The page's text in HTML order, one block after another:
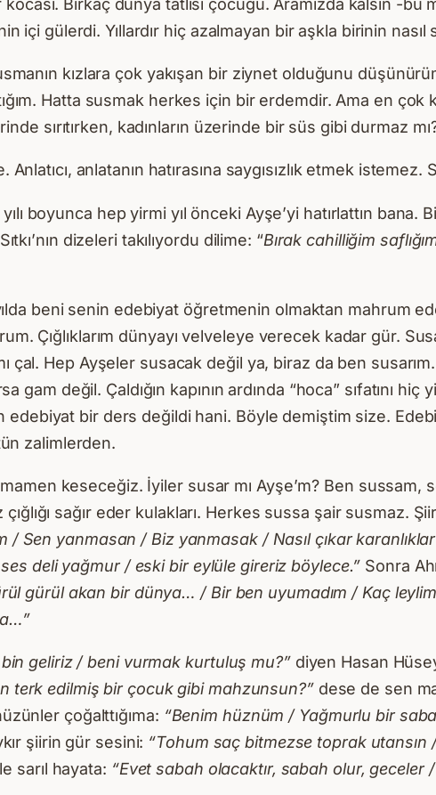
içi gülerdi. Yıllardır hiç azalmayan bir aşkla birinin
kızlara çok yakışan bir ziynet olduğunu
Hatta susmak herkes için bir erdemdir. Ama en çok
sırıtırken, kadınların üzerinde bir süs gibi durmaz
anlatanın hatırasına saygısızlık etmek istemez.
boyunca hep yirmi yıl önceki Ayşe’yi hatırlattın
dizeleri takılıyordu dilime: “Bırak cahilliğim
beni senin edebiyat öğretmenin olmaktan mahrum
Çığlıklarım dünyayı velveleye verecek kadar gür.
çal. Hep Ayşeler susacak değil ya, biraz da ben
değil. Çaldığın kapının ardında “hoca” sıfatını
edebiyat bir ders değildi hani. Böyle demiştim size.
zalimlerden.
keseceğiz. İyiler susar mı Ayşe’m? Ben sussam,
sağır eder kulakları. Herkes sussa şair susmaz.
/ Sen yanmasan / Biz yanmasak / Nasıl çıkar karanlıklar
deli yağmur / eski bir eylüle gireriz böylece.” Sonra
gürül akan bir dünya… / Bir ben uyumadım / Kaç
geliriz / beni vurmak kurtuluş mu?”diyen Hasan
terk edilmiş bir çocuk gibi mahzunsun?”dese de sen
çoğalttığıma: “Benim hüznüm / Yağmurlu bir
şiirin gür sesini: “Tohum saç bitmezse toprak utansın
sarıl hayata: “Evet sabah olacaktır, sabah olur, geceler